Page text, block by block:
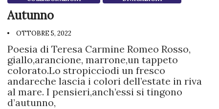
Autunno
OTTOBRE 5, 2022
Poesia di Teresa Carmine Romeo Rosso,
giallo,arancione, marrone,un tappeto
colorato.Lo stropiccìodi un fresco
andareche lascia i colori dell’estate in riva
al mare. I pensieri,anch’essi si tingono
d’autunno,